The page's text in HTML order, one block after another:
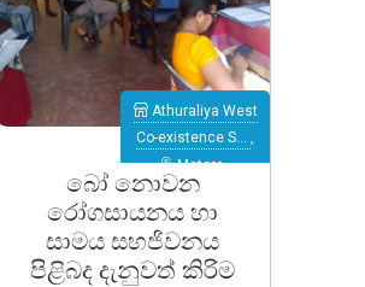
බෝ නොවන
රෝගසායනය හා
සාමය සහජිවනය
පිළිබද දැනුවත් කිරිම
Athuraliya West
Co-existence S… ,
Matara ,
Athuraliya